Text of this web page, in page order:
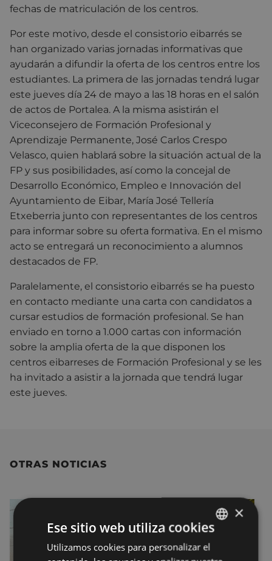
fechas de matriculación de los centros.
Por este motivo, desde el consistorio eibarrés se
han organizado varias jornadas informativas que
ayudarán a difundir la oferta de los centros entre los
estudiantes. La primera de las jornadas tendrá lugar
este jueves día 24 de mayo a las 18 horas en el salón
de actos de Portalea. A la misma asistirán el
Viceconsejero de Formación Profesional y
Aprendizaje Permanente, José Carlos Crespo
Velasco, quien hablará sobre la situación actual de la
FP y sus posibilidades, así como la concejal de
Desarrollo Económico, Empleo e Innovación del
Ayuntamiento de Eibar, María José Tellería
Etxeberria junto con representantes de los centros
para informar sobre su oferta formativa. En el mismo
acto se entregará un reconocimiento a alumnos
destacados de FP.
Paralelamente, el consistorio eibarrés se ha puesto
en contacto mediante una carta con candidatos a
cursar estudios de formación profesional. Se han
enviado en torno a 1.000 cartas con información
sobre la amplia oferta de la que disponen los
centros eibarreses de Formación Profesional y se les
ha invitado a asistir a la jornada que tendrá lugar
este jueves.
OTRAS NOTICIAS
BASQUE
×
Ese sitio web utiliza cookies
Utilizamos cookies para personalizar el